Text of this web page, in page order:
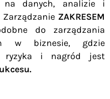
na danych, analizie i
ZAKRESEM
do zarządzania
w biznesie, gdzie
ryzyka i nagród jest